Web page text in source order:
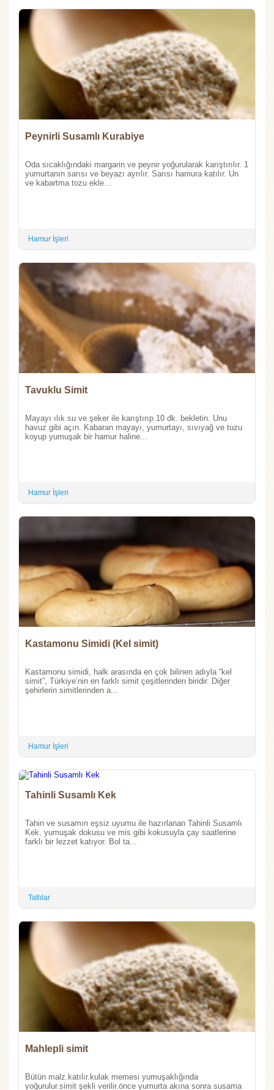
Peynirli Susamlı Kurabiye
Oda sıcaklığındaki margarin ve peynir yoğurularak karıştırılır. 1
yumurtanın sarısı ve beyazı ayrılır. Sarısı hamura katılır. Un
ve kabartma tozu ekle...
Hamur İşleri
Tavuklu Simit
Mayayı ılık su ve şeker ile karıştırıp 10 dk. bekletin. Unu
havuz gibi açın. Kabaran mayayı, yumurtayı, sıvıyağ ve tuzu
koyup yumuşak bir hamur haline...
Hamur İşleri
Kastamonu Simidi (Kel simit)
Kastamonu simidi, halk arasında en çok bilinen adıyla “kel
simit”, Türkiye’nin en farklı simit çeşitlerinden biridir. Diğer
şehirlerin simitlerinden a...
Hamur İşleri
Tahinli Susamlı Kek
Tahin ve susamın eşsiz uyumu ile hazırlanan Tahinli Susamlı
Kek, yumuşak dokusu ve mis gibi kokusuyla çay saatlerine
farklı bir lezzet katıyor. Bol ta...
Tatlılar
Mahlepli simit
Bütün malz.katılır.kulak memesi yumuşaklığında
yoğurulur.simit şekli verilir.önce yumurta akına sonra susama